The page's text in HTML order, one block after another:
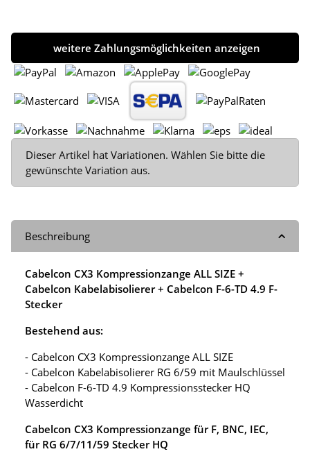
weitere Zahlungsmöglichkeiten anzeigen
x
Dieser Artikel hat Variationen. Wählen Sie bitte die
gewünschte Variation aus.
Beschreibung
Cabelcon CX3 Kompressionzange ALL SIZE +
Cabelcon Kabelabisolierer + Cabelcon F-6-TD 4.9 F-
Stecker
Bestehend aus:
- Cabelcon CX3 Kompressionzange ALL SIZE
- Cabelcon Kabelabisolierer RG 6/59 mit Maulschlüssel
- Cabelcon F-6-TD 4.9 Kompressionsstecker HQ
Wasserdicht
Cabelcon CX3 Kompressionzange für F, BNC, IEC,
für RG 6/7/11/59 Stecker HQ